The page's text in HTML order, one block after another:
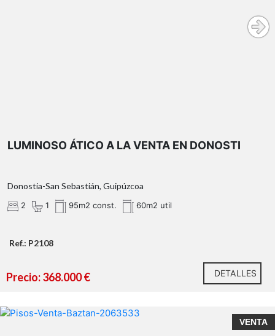
LUMINOSO ÁTICO A LA VENTA EN DONOSTI
Donostia-San Sebastián, Guipúzcoa
2 1 95m2 const. 60m2 util
Ref.: P2108
Precio: 368.000 € DETALLES
VENTA